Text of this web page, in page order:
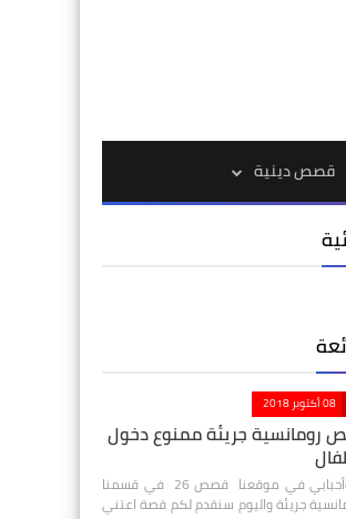
قصص دينية
08 أكتوبر 2018
رومانسية جريئة ممنوع دخول
مرحباً بكم أصدقائي وأحبابي في موقعنا قصص 26 في قسمنا
جريئة واليوم سنقدم لكم قصة اعتني